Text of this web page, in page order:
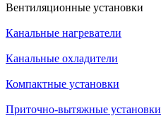
Вентиляционные установки
Канальные нагреватели
Канальные охладители
Компактные установки
Приточно-вытяжные установки